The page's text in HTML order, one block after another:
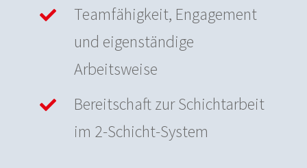
Teamfähigkeit, Engagement
und eigenständige
Arbeitsweise
Bereitschaft zur Schichtarbeit
im 2-Schicht-System